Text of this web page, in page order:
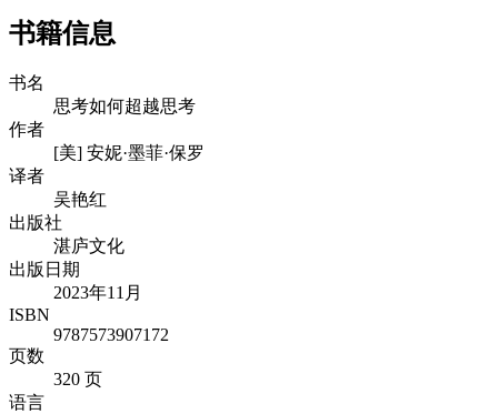
书籍信息
书名
思考如何超越思考
作者
[美] 安妮·墨菲·保罗
译者
吴艳红
出版社
湛庐文化
出版日期
2023年11月
ISBN
9787573907172
页数
320 页
语言